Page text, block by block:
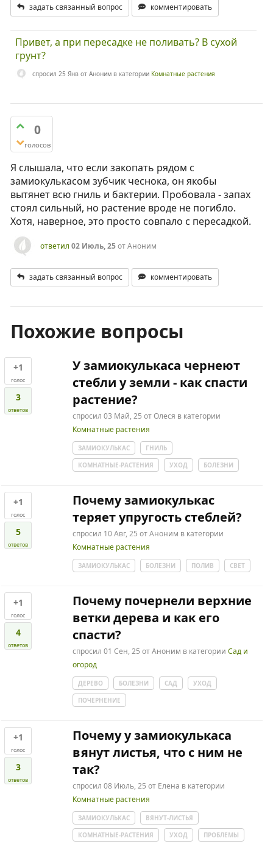
задать связанный вопрос комментировать
Привет, а при пересадке не поливать? В сухой
грунт?
спросил 25 Янв от Аноним в категории Комнатные растения
0
голосов
Я слышала, что если закопать рядом с
замиокулькасом зубчик чеснока, он якобы
вытянет всю гниль и бактерии. Пробовала - запах
стоял сильный, но растение вроде не погибло.
Хотя, наверное, это просто совпало с пересадкой.
ответил 02 Июль, 25отАноним
задать связанный вопрос комментировать
Похожие вопросы
+1
голос
3
ответов
У замиокулькаса чернеют
стебли у земли - как спасти
растение?
спросил 03 Май, 25 отОлеся в категории
Комнатные растения
ЗАМИОКУЛЬКАС
ГНИЛЬ
КОМНАТНЫЕ-РАСТЕНИЯ
УХОД БОЛЕЗНИ
+1
голос
5
ответов
Почему замиокулькас
теряет упругость стеблей?
спросил 10 Авг, 25 отАноним в категории
Комнатные растения
ЗАМИОКУЛЬКАС БОЛЕЗНИ ПОЛИВ СВЕТ
+1
голос
4
ответов
Почему почернели верхние
ветки дерева и как его
спасти?
спросил 01 Сен, 25 отАноним в категории Сад и
огород
ДЕРЕВО БОЛЕЗНИ САД
УХОД
ПОЧЕРНЕНИЕ
+1
голос
3
ответов
Почему у замиокулькаса
вянут листья, что с ним не
так?
спросил 08 Июль, 25 от Елена в категории
Комнатные растения
ЗАМИОКУЛЬКАС
ВЯНУТ-ЛИСТЬЯ
КОМНАТНЫЕ-РАСТЕНИЯ
УХОД ПРОБЛЕМЫ